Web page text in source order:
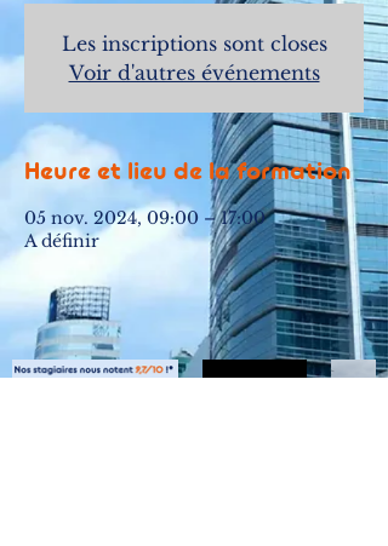
Les inscriptions sont closes
Voir d'autres événements
Heure et lieu de la formation
05 nov. 2024, 09:00 – 17:00
A définir